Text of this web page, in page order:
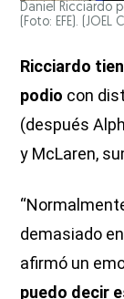
Daniel Ricciardo
(Foto: EFE). (JOEL
Ricciardo
podio con
(después
y McLaren,
demasiado
afirmó un
puedo decir